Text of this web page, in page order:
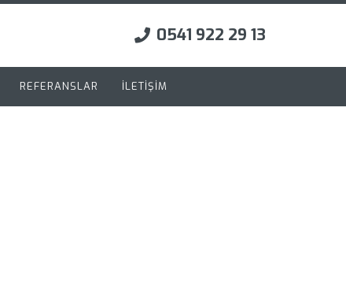
0541 922 29 13
REFERANSLAR İLETİŞİM